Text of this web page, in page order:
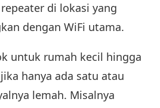
di lokasi yang
dengan WiFi utama.
untuk rumah kecil hingga
hanya ada satu atau
lemah. Misalnya